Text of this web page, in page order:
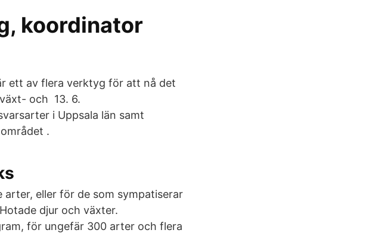
koordinator
ett av flera verktyg för att nå det
och 13. 6.
i Uppsala län samt
.
eller för de som sympatiserar
djur och växter.
för ungefär 300 arter och flera